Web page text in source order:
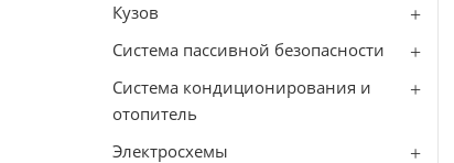
Кузов
Система пассивной безопасности
Система кондиционирования и
отопитель
Электросхемы